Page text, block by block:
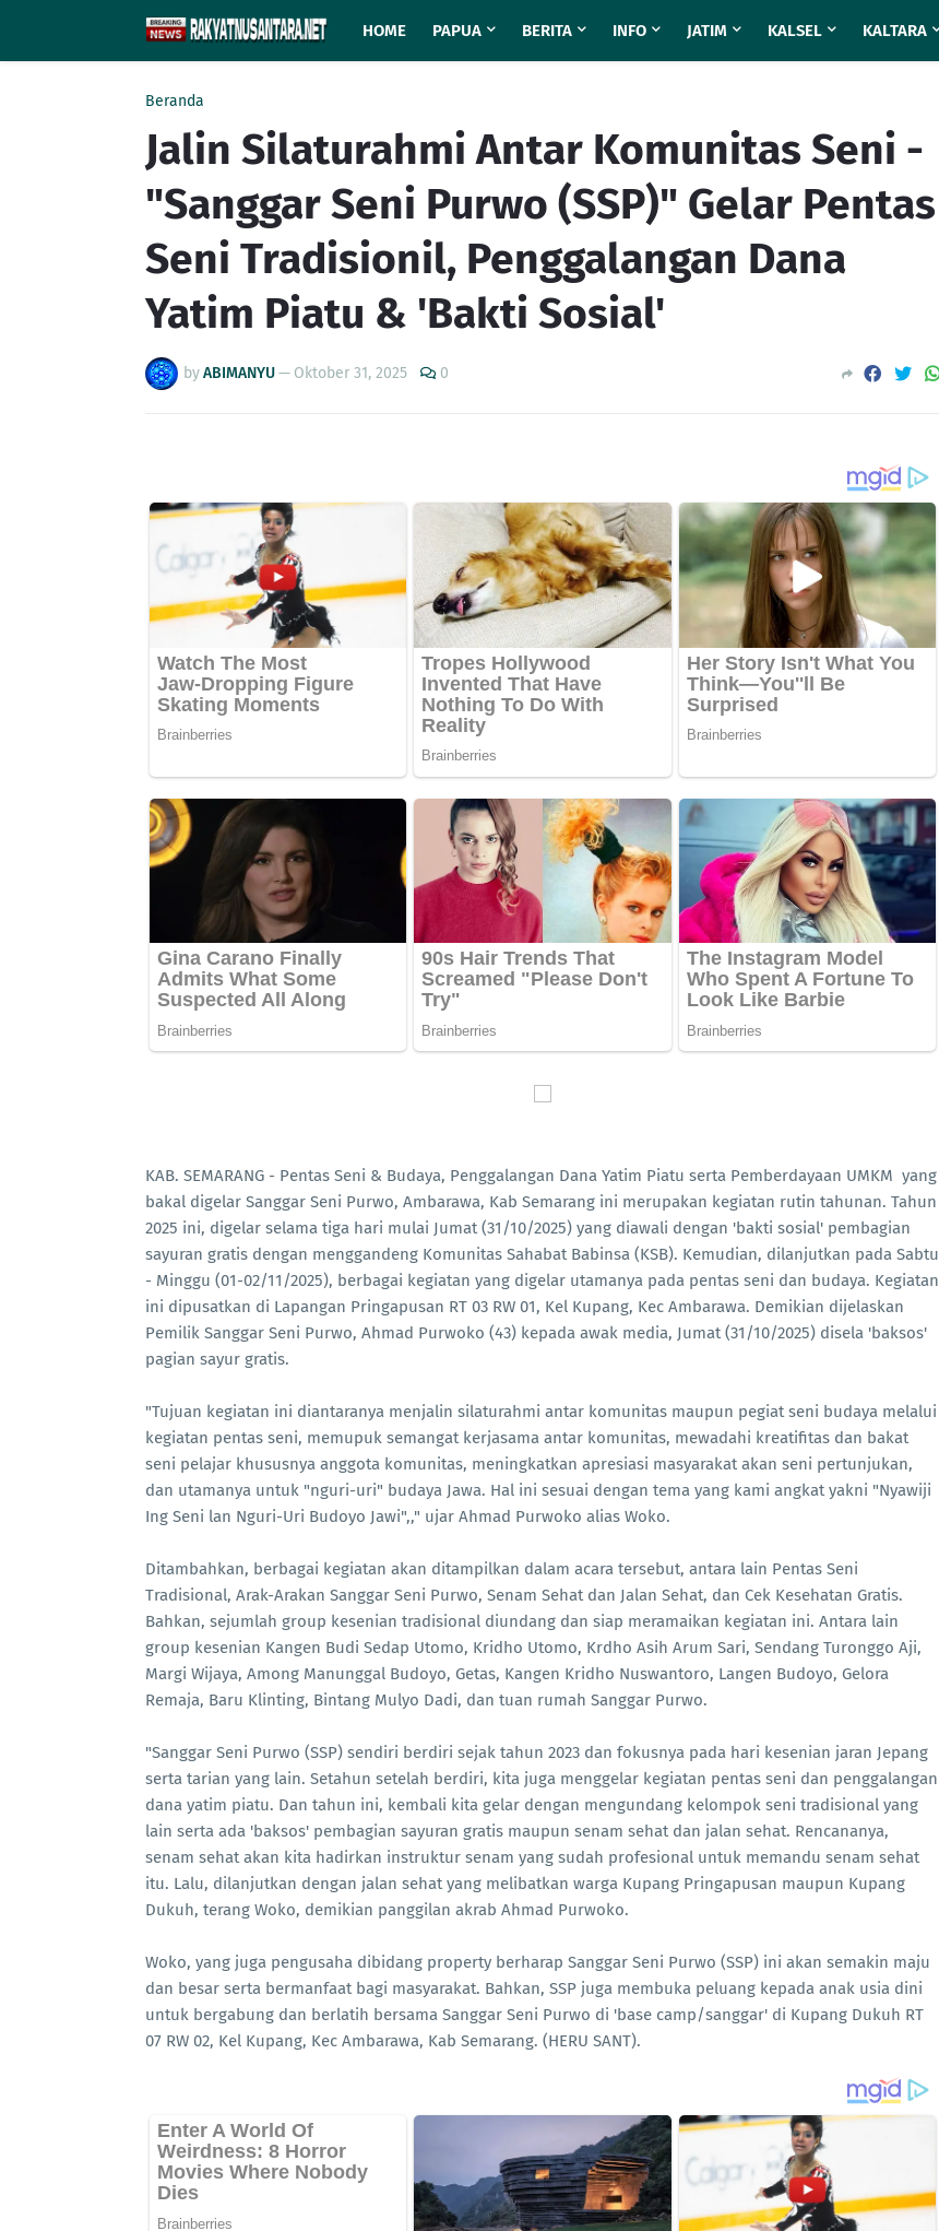
HOME PAPUA BERITA INFO JATIM KALSEL KALTARA
Beranda
Jalin Silaturahmi Antar Komunitas Seni -
"Sanggar Seni Purwo (SSP)" Gelar Pentas
Seni Tradisionil, Penggalangan Dana
Yatim Piatu & 'Bakti Sosial'
byABIMANYU— Oktober 31, 2025 0
KAB. SEMARANG - Pentas Seni & Budaya, Penggalangan Dana Yatim Piatu serta Pemberdayaan UMKM yang
bakal digelar Sanggar Seni Purwo, Ambarawa, Kab Semarang ini merupakan kegiatan rutin tahunan. Tahun
2025 ini, digelar selama tiga hari mulai Jumat (31/10/2025) yang diawali dengan 'bakti sosial' pembagian
sayuran gratis dengan menggandeng Komunitas Sahabat Babinsa (KSB). Kemudian, dilanjutkan pada Sabtu
- Minggu (01-02/11/2025), berbagai kegiatan yang digelar utamanya pada pentas seni dan budaya. Kegiatan
ini dipusatkan di Lapangan Pringapusan RT 03 RW 01, Kel Kupang, Kec Ambarawa. Demikian dijelaskan
Pemilik Sanggar Seni Purwo, Ahmad Purwoko (43) kepada awak media, Jumat (31/10/2025) disela 'baksos'
pagian sayur gratis.
"Tujuan kegiatan ini diantaranya menjalin silaturahmi antar komunitas maupun pegiat seni budaya melalui
kegiatan pentas seni, memupuk semangat kerjasama antar komunitas, mewadahi kreatifitas dan bakat
seni pelajar khususnya anggota komunitas, meningkatkan apresiasi masyarakat akan seni pertunjukan,
dan utamanya untuk "nguri-uri" budaya Jawa. Hal ini sesuai dengan tema yang kami angkat yakni "Nyawiji
Ing Seni lan Nguri-Uri Budoyo Jawi",," ujar Ahmad Purwoko alias Woko.
Ditambahkan, berbagai kegiatan akan ditampilkan dalam acara tersebut, antara lain Pentas Seni
Tradisional, Arak-Arakan Sanggar Seni Purwo, Senam Sehat dan Jalan Sehat, dan Cek Kesehatan Gratis.
Bahkan, sejumlah group kesenian tradisional diundang dan siap meramaikan kegiatan ini. Antara lain
group kesenian Kangen Budi Sedap Utomo, Kridho Utomo, Krdho Asih Arum Sari, Sendang Turonggo Aji,
Margi Wijaya, Among Manunggal Budoyo, Getas, Kangen Kridho Nuswantoro, Langen Budoyo, Gelora
Remaja, Baru Klinting, Bintang Mulyo Dadi, dan tuan rumah Sanggar Purwo.
"Sanggar Seni Purwo (SSP) sendiri berdiri sejak tahun 2023 dan fokusnya pada hari kesenian jaran Jepang
serta tarian yang lain. Setahun setelah berdiri, kita juga menggelar kegiatan pentas seni dan penggalangan
dana yatim piatu. Dan tahun ini, kembali kita gelar dengan mengundang kelompok seni tradisional yang
lain serta ada 'baksos' pembagian sayuran gratis maupun senam sehat dan jalan sehat. Rencananya,
senam sehat akan kita hadirkan instruktur senam yang sudah profesional untuk memandu senam sehat
itu. Lalu, dilanjutkan dengan jalan sehat yang melibatkan warga Kupang Pringapusan maupun Kupang
Dukuh, terang Woko, demikian panggilan akrab Ahmad Purwoko.
Woko, yang juga pengusaha dibidang property berharap Sanggar Seni Purwo (SSP) ini akan semakin maju
dan besar serta bermanfaat bagi masyarakat. Bahkan, SSP juga membuka peluang kepada anak usia dini
untuk bergabung dan berlatih bersama Sanggar Seni Purwo di 'base camp/sanggar' di Kupang Dukuh RT
07 RW 02, Kel Kupang, Kec Ambarawa, Kab Semarang. (HERU SANT).